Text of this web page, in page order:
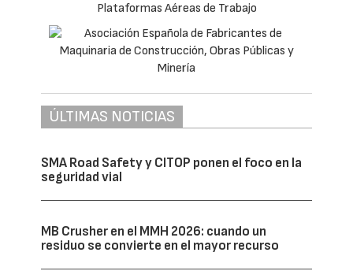
ÚLTIMAS NOTICIAS
SMA Road Safety y CITOP ponen el foco en la
seguridad vial
MB Crusher en el MMH 2026: cuando un
residuo se convierte en el mayor recurso